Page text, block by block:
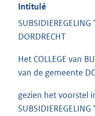
Intitulé
DORDRECHT
Het COLLEGE van
van de gemeente
gezien het voorstel